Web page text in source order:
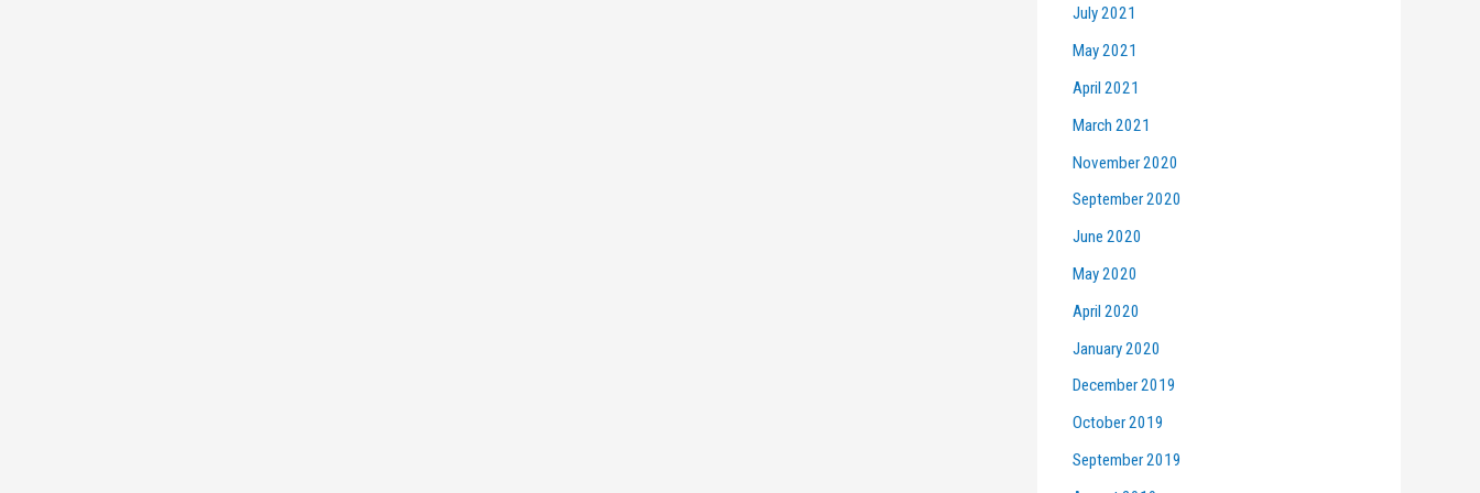
July 2021
May 2021
April 2021
March 2021
November 2020
September 2020
June 2020
May 2020
April 2020
January 2020
December 2019
October 2019
September 2019